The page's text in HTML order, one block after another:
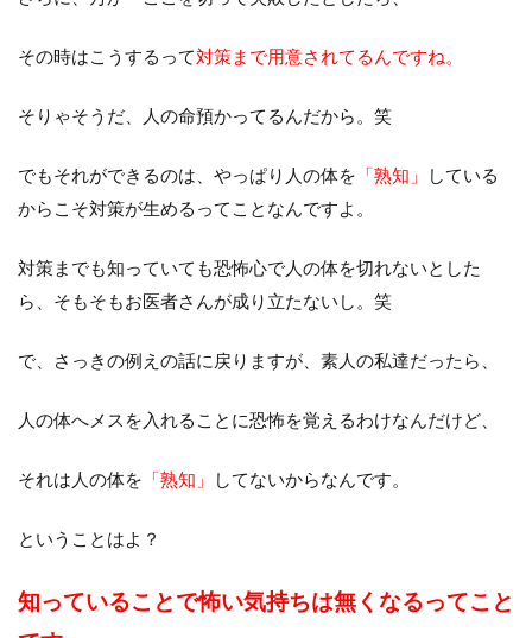
その時はこうするって対策まで用意されてるんですね。
そりゃそうだ、人の命預かってるんだから。笑
でもそれができるのは、やっぱり人の体を 「熟知」
している
からこそ対策が生めるってことなんですよ。
対策までも知っていても恐怖心で人の体を切れないとした
ら、そもそもお医者さんが成り立たないし。笑
で、さっきの例えの話に戻りますが、素人の私達だったら、
人の体へメスを入れることに恐怖を覚えるわけなんだけど、
それは人の体を 「熟知」 してないからなんです。
ということはよ？
知っていることで怖い気持ちは無くなるってこと